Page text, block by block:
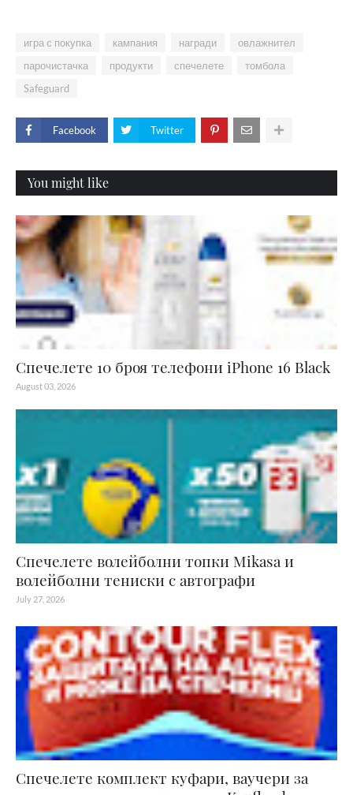
игра с покупка кампания награди
овлажнител
парочистачка
продукти спечелете
томбола
Safeguard
Facebook Twitter
You might like
Спечелете 10 броя телефони iPhone 16 Black
August 03, 2026
Спечелете волейболни топки Mikasa и
волейболни тениски с автографи
July 27, 2026
Спечелете комплект куфари, ваучери за